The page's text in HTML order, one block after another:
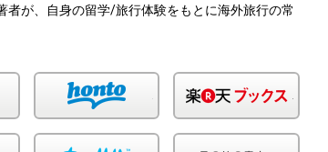
が、自身の留学/旅行体験をもとに海外旅行の常
honto